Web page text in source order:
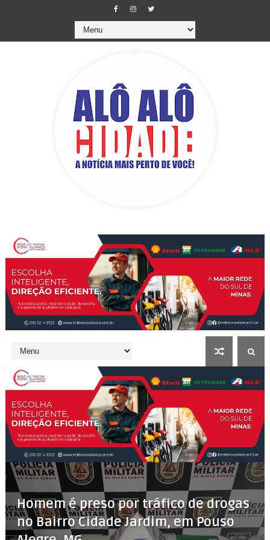
Homem é preso por tráfico de drogas
no Bairro Cidade Jardim, em Pouso